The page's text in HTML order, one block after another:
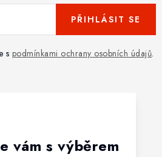
s podmínkami ochrany osobních údajů.
PŘIHLÁSIT SE
vám s výběrem